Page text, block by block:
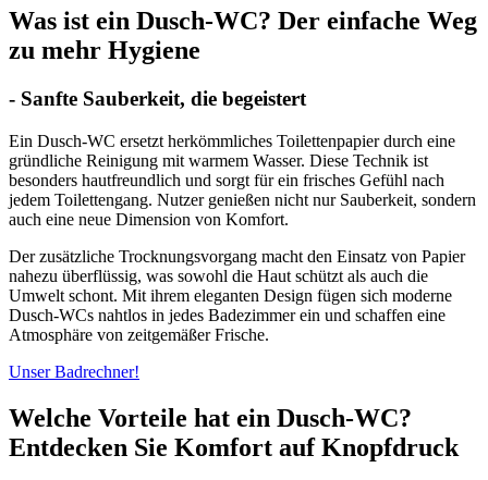
Was ist ein Dusch-WC? Der einfache Weg
zu mehr Hygiene
- Sanfte Sauberkeit, die begeistert
Ein Dusch-WC ersetzt herkömmliches Toilettenpapier durch eine
gründliche Reinigung mit warmem Wasser. Diese Technik ist
besonders hautfreundlich und sorgt für ein frisches Gefühl nach
jedem Toilettengang. Nutzer genießen nicht nur Sauberkeit, sondern
auch eine neue Dimension von Komfort.
Der zusätzliche Trocknungsvorgang macht den Einsatz von Papier
nahezu überflüssig, was sowohl die Haut schützt als auch die
Umwelt schont. Mit ihrem eleganten Design fügen sich moderne
Dusch-WCs nahtlos in jedes Badezimmer ein und schaffen eine
Atmosphäre von zeitgemäßer Frische.
Unser Badrechner!
Welche Vorteile hat ein Dusch-WC?
Entdecken Sie Komfort auf Knopfdruck